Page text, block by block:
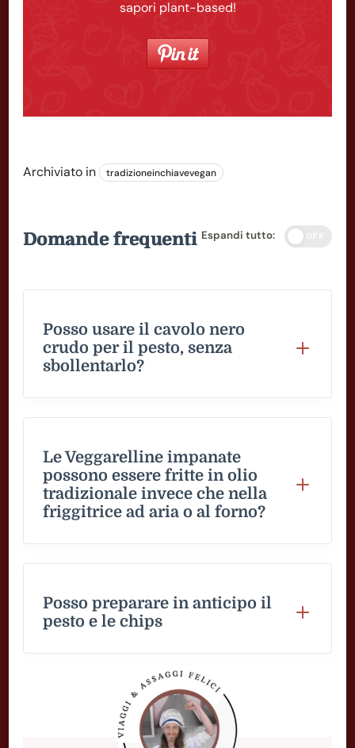
sapori plant-based!
Archiviato in tradizioneinchiavevegan
Domande frequenti Espandi tutto:
Posso usare il cavolo nero
crudo per il pesto, senza
sbollentarlo?
Le Veggarelline impanate
possono essere fritte in olio
tradizionale invece che nella
friggitrice ad aria o al forno?
Posso preparare in anticipo il
pesto e le chips